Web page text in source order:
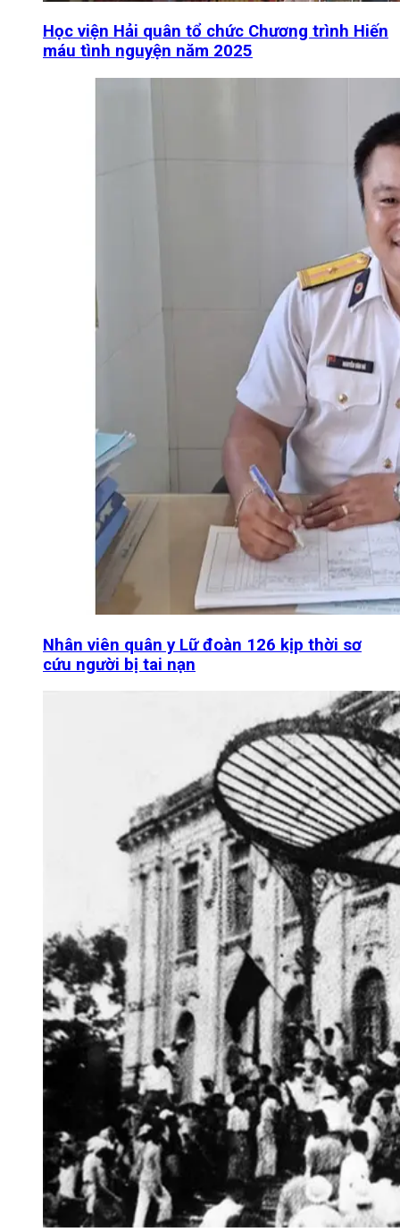
Học viện Hải quân tổ chức Chương trình Hiến
máu tình nguyện năm 2025
Nhân viên quân y Lữ đoàn 126 kịp thời sơ
cứu người bị tai nạn